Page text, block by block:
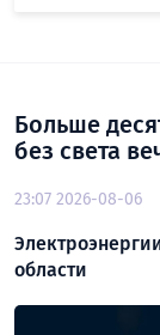
Больше
без света
23:07 2026-08-06
области